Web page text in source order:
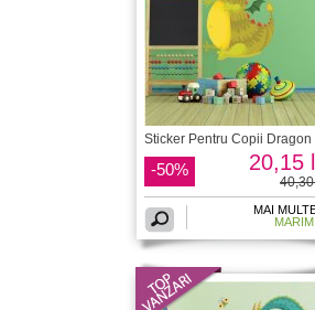
Sticker Pentru Copii Dragon
-50% 20,15
MAI